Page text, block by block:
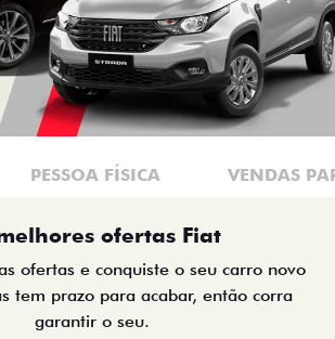
PESSOA FÍSICA VENDAS
ofertas Fiat
ofertas e conquiste o seu carro novo
tem prazo para acabar, então corra
garantir o seu.